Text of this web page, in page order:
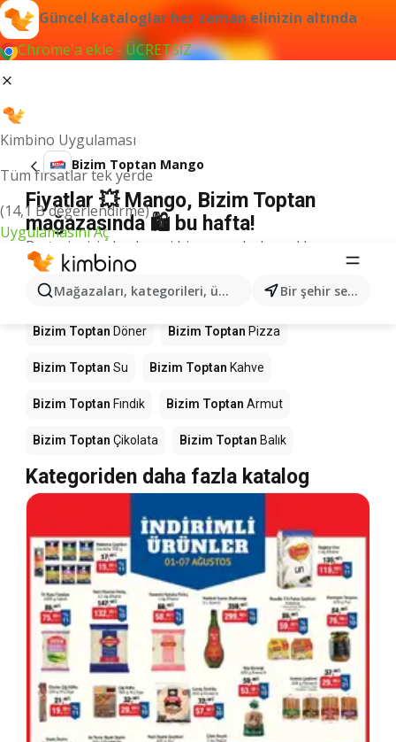
Güncel kataloglar her zaman elinizin altında
Chrome'a ekle - ÜCRETSİZ
Kimbino Uygulaması
Tüm fırsatlar tek yerde
(14,1 B değerlendirme)
Uygulamasını Aç
Mağazaları, kategorileri, ürünleri arayın... Bir şehir seçin
Bizim Toptan Mango
Fiyatlar 💥 Mango, Bizim Toptan
mağazasında 🛍️ bu hafta!
Bu terim için herhangi bir sonuç bulamadık.
Mağazalardaki diğer ürünler Bizim
Toptan
Bizim Toptan Döner Bizim Toptan Pizza
Bizim Toptan Su Bizim Toptan Kahve
Bizim Toptan Fındık Bizim Toptan Armut
Bizim Toptan Çikolata Bizim Toptan Balık
Kategoriden daha fazla katalog